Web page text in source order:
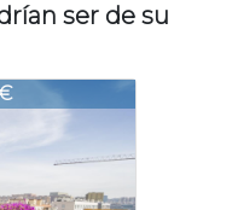
ser de su